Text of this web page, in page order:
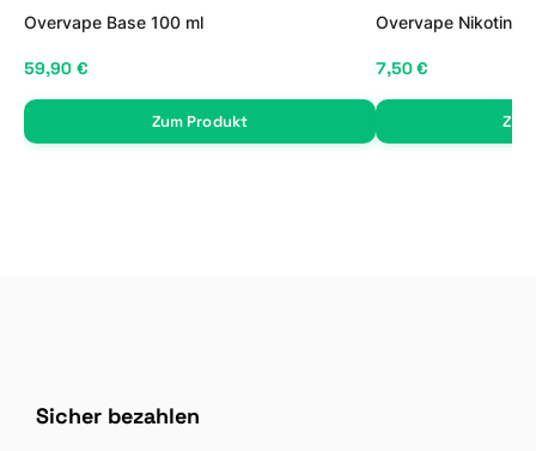
Overvape Base 100 ml
59,90 €
Zum Produkt
Overvape Nikotin
7,50 €
Sicher bezahlen